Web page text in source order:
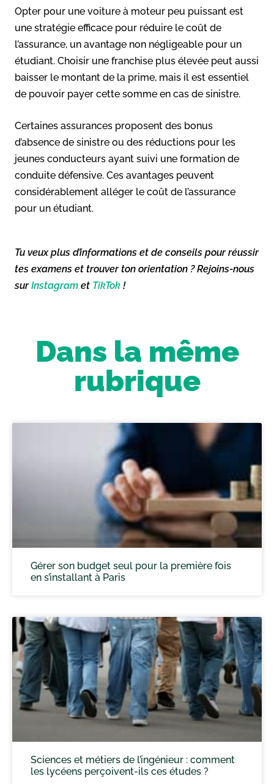
Opter pour une voiture à moteur peu puissant est
une stratégie efficace pour réduire le coût de
l’assurance, un avantage non négligeable pour un
étudiant. Choisir une franchise plus élevée peut aussi
baisser le montant de la prime, mais il est essentiel
de pouvoir payer cette somme en cas de sinistre.
Certaines assurances proposent des bonus
d’absence de sinistre ou des réductions pour les
jeunes conducteurs ayant suivi une formation de
conduite défensive. Ces avantages peuvent
considérablement alléger le coût de l’assurance
pour un étudiant.
Tu veux plus d’informations et de conseils pour réussir
tes examens et trouver ton orientation ? Rejoins-nous
surInstagram et TikTok !
Dans la même
rubrique
Gérer son budget seul pour la première fois
en s’installant à Paris
Sciences et métiers de l’ingénieur : comment
les lycéens perçoivent-ils ces études ?